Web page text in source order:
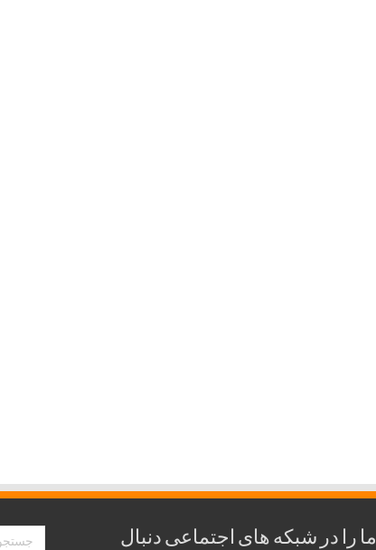
ما را در شبکه های اجتماعی دنبال